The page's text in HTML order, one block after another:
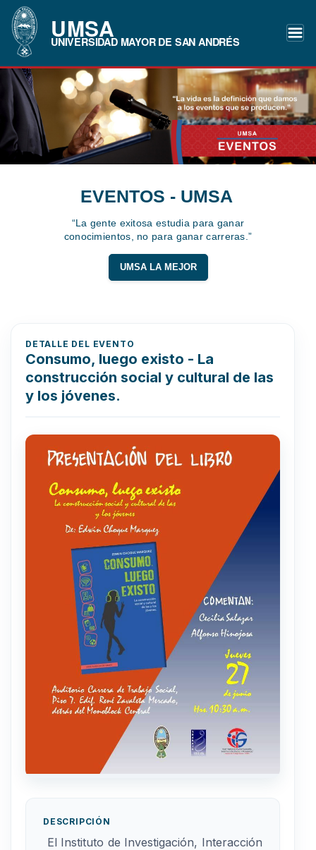
UMSA
UNIVERSIDAD MAYOR DE SAN ANDRÉS
EVENTOS - UMSA
“La gente exitosa estudia para ganar
conocimientos, no para ganar carreras.”
UMSA LA MEJOR
DETALLE DEL EVENTO
Consumo, luego existo - La
construcción social y cultural de las
y los jóvenes.
DESCRIPCIÓN
El Instituto de Investigación, Interacción